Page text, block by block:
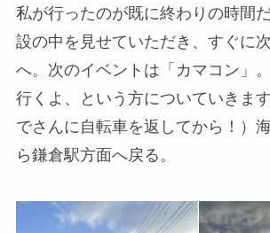
私が行ったのが既に終わりの時間
設の中を見せていただき、すぐに
へ。次のイベントは「カマコン」
行くよ、という方についていきま
でさんに自転車を返してから！）
ら鎌倉駅方面へ戻る。